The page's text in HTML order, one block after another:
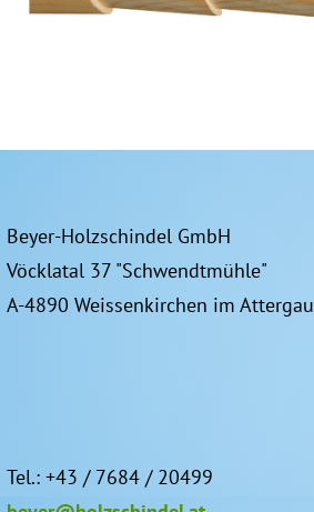
Beyer-Holzschindel GmbH
Vöcklatal 37 "Schwendtmühle"
A-4890 Weissenkirchen im Attergau
Tel.: +43 / 7684 / 20499